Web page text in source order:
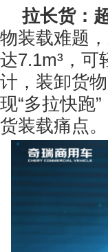
拉长货：
物装载难题
达7.1m³，可
计，装卸货
现“多拉快跑
货装载痛点。